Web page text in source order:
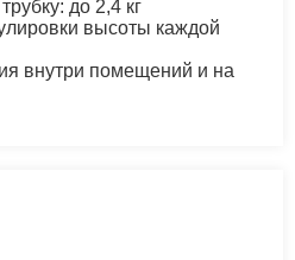
до 2,4 кг
высоты каждой
внутри помещений и на